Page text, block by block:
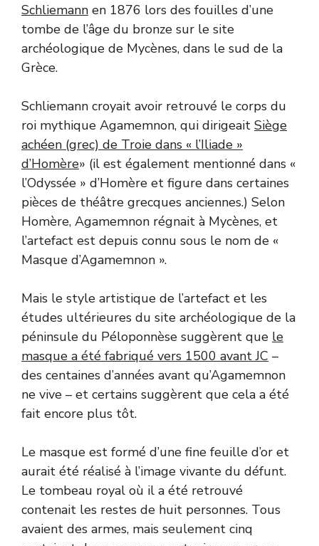
Schliemann en 1876 lors des fouilles d’une
tombe de l’âge du bronze sur le site
archéologique de Mycènes, dans le sud de la
Grèce.
Schliemann croyait avoir retrouvé le corps du
roi mythique Agamemnon, qui dirigeait Siège
achéen (grec) de Troie dans « l’Iliade »
d’Homère» (il est également mentionné dans «
l’Odyssée » d’Homère et figure dans certaines
pièces de théâtre grecques anciennes.) Selon
Homère, Agamemnon régnait à Mycènes, et
l’artefact est depuis connu sous le nom de «
Masque d’Agamemnon ».
Mais le style artistique de l’artefact et les
études ultérieures du site archéologique de la
péninsule du Péloponnèse suggèrent que le
masque a été fabriqué vers 1500 avant JC –
des centaines d’années avant qu’Agamemnon
ne vive – et certains suggèrent que cela a été
fait encore plus tôt.
Le masque est formé d’une fine feuille d’or et
aurait été réalisé à l’image vivante du défunt.
Le tombeau royal où il a été retrouvé
contenait les restes de huit personnes. Tous
avaient des armes, mais seulement cinq